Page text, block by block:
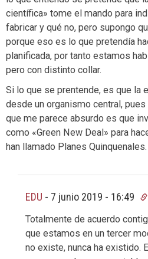
científica» tome el mando para
fabricar y qué no, pero supongo
porque eso es lo que pretendía
planificada, por tanto estamos
pero con distinto collar.
Si lo que se prentende, es que la
desde un organismo central,
que me parece absurdo es que
como «Green New Deal» para
han llamado Planes Quinquenales.
EDU - 7 junio 2019 - 16:49
Totalmente de acuerdo
que estamos en un tercer
no existe, nunca ha existido.